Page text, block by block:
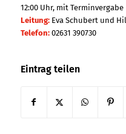
12:00 Uhr, mit Terminvergabe
Leitung:Eva Schubert und
Telefon:02631 390730
Eintrag teilen